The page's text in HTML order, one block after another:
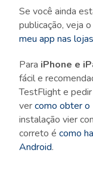
Se você ainda
publicação, veja
meu app nas lojas
Para iPhone e
fácil e
TestFlight e
vercomo obter o
instalação vier
correto é como
Android.